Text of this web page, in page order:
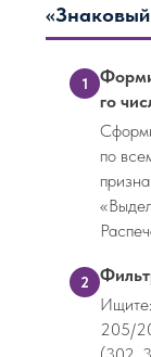
1
го
по
2
205/